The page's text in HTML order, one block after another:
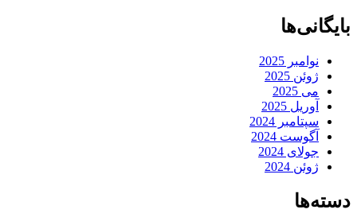
بایگانی‌ها
نوامبر 2025
ژوئن 2025
می 2025
آوریل 2025
سپتامبر 2024
آگوست 2024
جولای 2024
ژوئن 2024
دسته‌ها